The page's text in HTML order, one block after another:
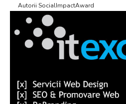
Autorii SocialImpactAward